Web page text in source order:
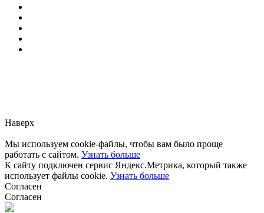
Наверх
Мы используем cookie-файлы, чтобы вам было проще
работать с сайтом. Узнать больше
К сайту подключен сервис Яндекс.Метрика, который также
использует файлы cookie. Узнать больше
Согласен
Согласен